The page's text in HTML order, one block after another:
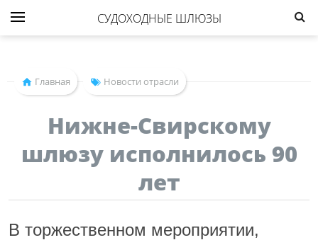
СУДОХОДНЫЕ ШЛЮЗЫ
Главная Новости отрасли
Нижне-Свирскому
шлюзу исполнилось 90
лет
В торжественном мероприятии,